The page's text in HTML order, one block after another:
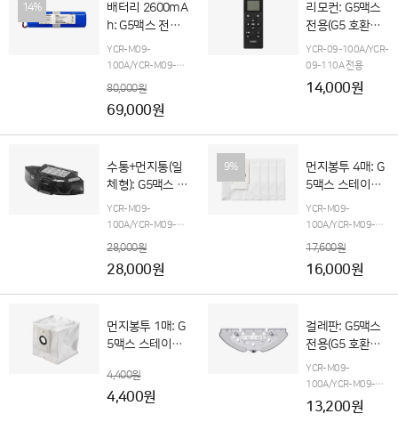
14%
배터리 2600mA
h: G5맥스 전용
(구매 후, 고객지
원팀으로 입고요
YCR-M09-
100A/YCR-M09-
110AG5맥스 오토엠
포함)
80,000원
69,000원
리모컨: G5맥스
전용(G5 호환불
가)
YCR-09-100A/YCR-
09-110A 전용
14,000원
수통+먼지통(일
체형): G5맥스 전
용(G5 호환불가)
YCR-M09-
100A/YCR-M09-
110A 전용
28,000원
28,000원
9%
먼지봉투 4매: G
5맥스 스테이션
전용(G5 호환불
가)
YCR-M09-
100A/YCR-M09-
110A 전용
17,600원
16,000원
먼지봉투 1매: G
5맥스 스테이션
가)
4,400원
4,400원
걸레판: G5맥스
전용(G5 호환불
가)
YCR-M09-
100A/YCR-M09-
110A 전용
13,200원